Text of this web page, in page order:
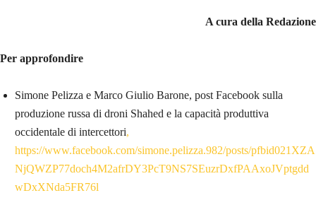
A cura della Redazione
Per approfondire
Simone Pelizza e Marco Giulio Barone, post Facebook sulla
produzione russa di droni Shahed e la capacità produttiva
occidentale di intercettori,
https://www.facebook.com/simone.pelizza.982/posts/pfbid021XZA
NjQWZP77doch4M2afrDY3PcT9NS7SEuzrDxfPAAxoJVptgdd
wDxXNda5FR76l